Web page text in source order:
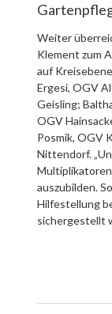
Weiter
Klement zum
auf
Ergesi, OGV
Geisling;
OGV
Posmik, OGV
Nittendorf.
auszubilden.
Hilfestellung
sichergestellt